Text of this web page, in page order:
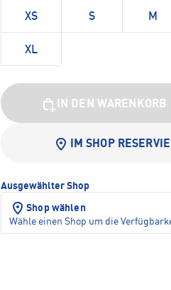
XS S M
XL
IN DEN WARENKORB
IM SHOP
Ausgewählter Shop
Shop wählen
Wähle einen Shop um die